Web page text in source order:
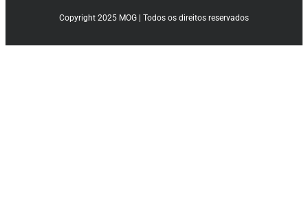
Copyright 2025 MOG | Todos os direitos reservados